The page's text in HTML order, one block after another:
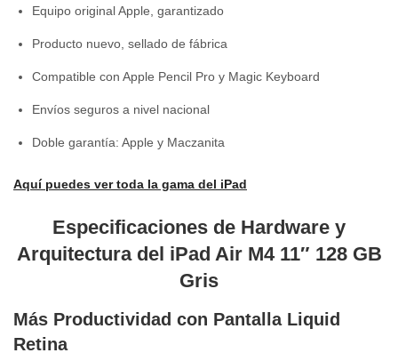
Equipo original Apple, garantizado
Producto nuevo, sellado de fábrica
Compatible con Apple Pencil Pro y Magic Keyboard
Envíos seguros a nivel nacional
Doble garantía: Apple y Maczanita
Aquí puedes ver toda la gama del iPad
Especificaciones de Hardware y
Arquitectura del iPad Air M4 11″ 128 GB
Gris
Más Productividad con Pantalla Liquid
Retina